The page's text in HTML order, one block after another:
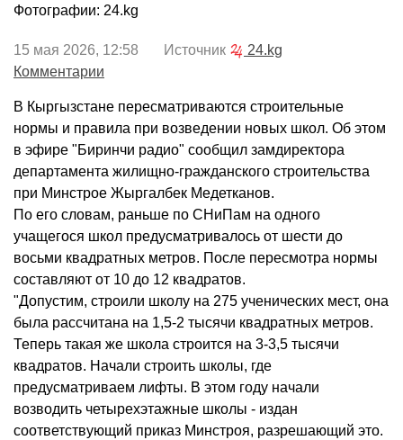
Фотографии: 24.kg
15 мая 2026, 12:58 Источник
24.kg
Комментарии
В Кыргызстане пересматриваются строительные
нормы и правила при возведении новых школ. Об этом
в эфире "Биринчи радио" сообщил замдиректора
департамента жилищно-гражданского строительства
при Минстрое Жыргалбек Медетканов.
По его словам, раньше по СНиПам на одного
учащегося школ предусматривалось от шести до
восьми квадратных метров. После пересмотра нормы
составляют от 10 до 12 квадратов.
"Допустим, строили школу на 275 ученических мест, она
была рассчитана на 1,5-2 тысячи квадратных метров.
Теперь такая же школа строится на 3-3,5 тысячи
квадратов. Начали строить школы, где
предусматриваем лифты. В этом году начали
возводить четырехэтажные школы - издан
соответствующий приказ Минстроя, разрешающий это.